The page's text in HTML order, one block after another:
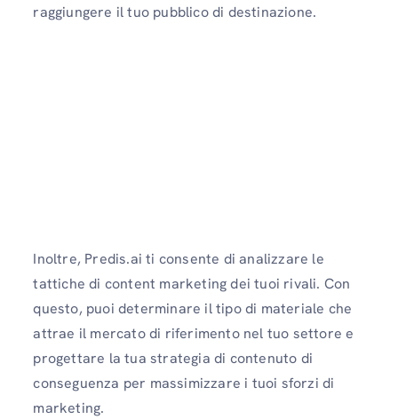
raggiungere il tuo pubblico di destinazione.
Inoltre, Predis.ai ti consente di analizzare le
tattiche di content marketing dei tuoi rivali. Con
questo, puoi determinare il tipo di materiale che
attrae il mercato di riferimento nel tuo settore e
progettare la tua strategia di contenuto di
conseguenza per massimizzare i tuoi sforzi di
marketing.